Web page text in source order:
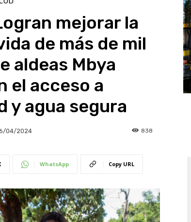
mejorar la
de más de mil
aldeas Mbya
el acceso a
y agua segura
04/2024 838
WhatsApp Copy URL